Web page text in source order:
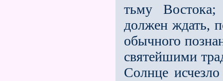
тьму
должен ждать,
обычного
святейшими
Солнце